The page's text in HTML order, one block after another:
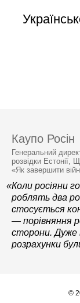
Каупо Росін
Генеральний
розвідки Естонії,
«Як завершити
«Коли росіяни
роблять два
стосується
— порівняння
сторони. Дуже
розрахунки
©